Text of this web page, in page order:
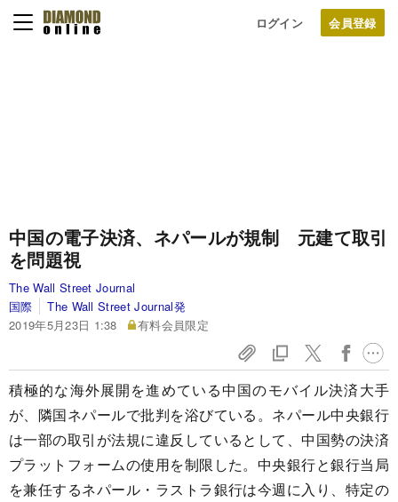
ログイン
中国の電子決済、ネパールが規制 元建て取引
を問題視
The Wall Street Journal
国際
The Wall Street Journal発
2019年5月23日 1:38
有料会員限定
積極的な海外展開を進めている中国のモバイル決済大手
が、隣国ネパールで批判を浴びている。ネパール中央銀行
は一部の取引が法規に違反しているとして、中国勢の決済
プラットフォームの使用を制限した。中央銀行と銀行当局
を兼任するネパール・ラストラ銀行は今週に入り、特定の